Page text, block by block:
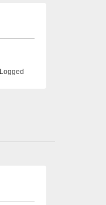
Logged